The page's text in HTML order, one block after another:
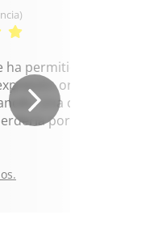
ha permitido
oral y
Una cita
por nada